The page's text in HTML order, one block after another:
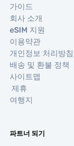
가이드
회사 소개
eSIM 지원
이용약관
개인정보 처리방침
배송 및 환불 정책
사이트맵
제휴
여행지
파트너 되기